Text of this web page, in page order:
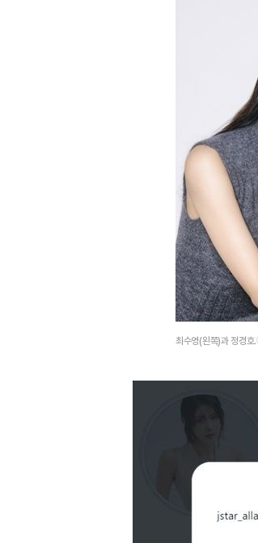
최수영(왼쪽)과 정경